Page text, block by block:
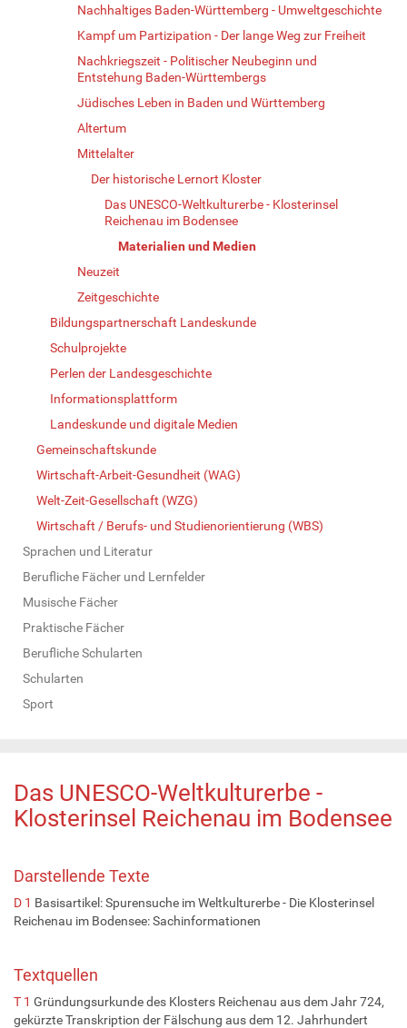
Nachhaltiges Baden-Württemberg - Umweltgeschichte
Kampf um Partizipation - Der lange Weg zur Freiheit
Nachkriegszeit - Politischer Neubeginn und
Entstehung Baden-Württembergs
Jüdisches Leben in Baden und Württemberg
Altertum
Mittelalter
Der historische Lernort Kloster
Das UNESCO-Weltkulturerbe - Klosterinsel
Reichenau im Bodensee
Materialien und Medien
Neuzeit
Zeitgeschichte
Bildungspartnerschaft Landeskunde
Schulprojekte
Perlen der Landesgeschichte
Informationsplattform
Landeskunde und digitale Medien
Gemeinschaftskunde
Wirtschaft-Arbeit-Gesundheit (WAG)
Welt-Zeit-Gesellschaft (WZG)
Wirtschaft / Berufs- und Studienorientierung (WBS)
Sprachen und Literatur
Berufliche Fächer und Lernfelder
Musische Fächer
Praktische Fächer
Berufliche Schularten
Schularten
Sport
Das UNESCO-Weltkulturerbe -
Klosterinsel Reichenau im Bodensee
Darstellende Texte
D 1 Basisartikel: Spurensuche im Weltkulturerbe - Die Klosterinsel
Reichenau im Bodensee: Sachinformationen
Textquellen
T 1 Gründungsurkunde des Klosters Reichenau aus dem Jahr 724,
gekürzte Transkription der Fälschung aus dem 12. Jahrhundert